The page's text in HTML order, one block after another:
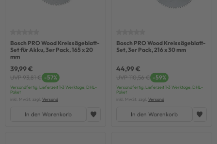
Bosch PRO Wood Kreissägeblatt-
Set für Akku, 3er Pack, 165 x 20
mm
39,99 €
UVP 93,81 € -57%
Versandfertig, Lieferzeit 1-3 Werktage, DHL-
Paket
inkl. MwSt. zzgl. Versand
In den Warenkorb
Bosch PRO Wood Kreissägeblatt-
Set, 3er Pack, 216 x 30 mm
44,99 €
UVP 110,56 € -59%
Versandfertig, Lieferzeit 1-3 Werktage, DHL-
Paket
inkl. MwSt. zzgl. Versand
In den Warenkorb